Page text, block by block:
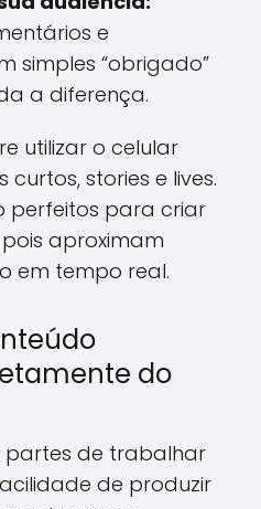
e
simples “obrigado”
a diferença.
utilizar o celular
stories e lives.
perfeitos para criar
aproximam
em tempo real.
do
partes de trabalhar
de produzir